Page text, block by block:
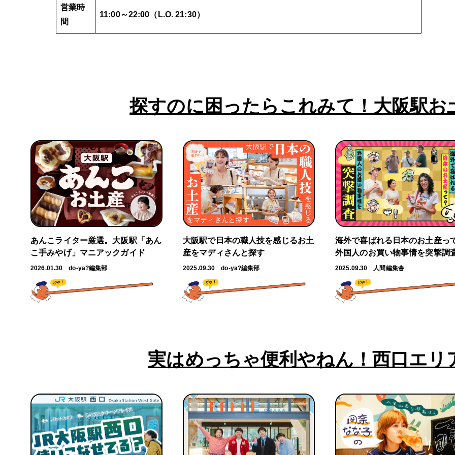
営業時
間
11:00～22:00（L.O. 21:30）
探すのに困ったらこれみて！大阪駅お
あんこライター厳選。大阪駅「あん
こ手みやげ」マニアックガイド
2026.01.30 do-ya?編集部
どや！
大阪駅で日本の職人技を感じるお土
産をマディさんと探す
2025.09.30 do-ya?編集部
どや！
海外で喜ばれる日本のお土産っ
外国人のお買い物事情を突撃調
2025.09.30 人間編集舎
どや！
実はめっちゃ便利やねん！西口エリ